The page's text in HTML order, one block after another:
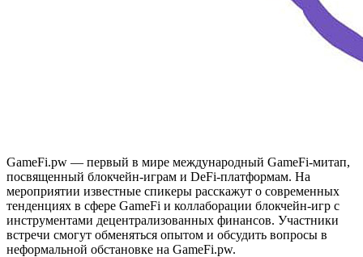
GameFi.pw — первый в мире международный GameFi-митап,
посвященный блокчейн-играм и DeFi-платформам. На
мероприятии известные спикеры расскажут о современных
тенденциях в сфере GameFi и коллаборации блокчейн-игр с
инструментами децентрализованных финансов. Участники
встречи смогут обменяться опытом и обсудить вопросы в
неформальной обстановке на GameFi.pw.